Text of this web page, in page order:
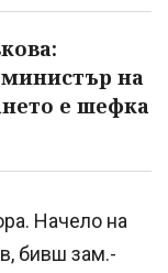
министър на
е шефка
Начело на
бивш зам.-